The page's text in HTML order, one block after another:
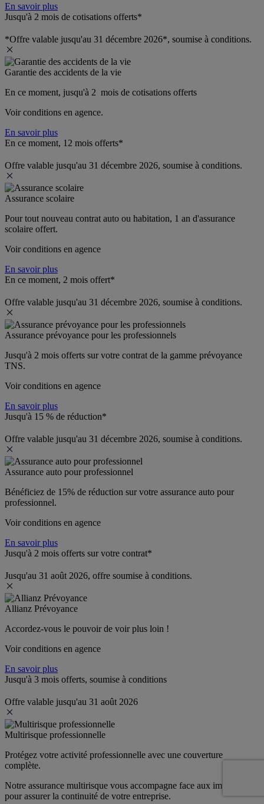
En savoir plus
Jusqu'à 2 mois de cotisations offerts*
*Offre valable jusqu'au 31 décembre 2026*, soumise à conditions.
Garantie des accidents de la vie
En ce moment, jusqu'à 2  mois de cotisations offerts
Voir conditions en agence.
En savoir plus
En ce moment, 12 mois offerts*
Offre valable jusqu'au 31 décembre 2026, soumise à conditions.
Assurance scolaire
Pour tout nouveau contrat auto ou habitation, 1 an d'assurance
scolaire offert.
Voir conditions en agence
En savoir plus
En ce moment, 2 mois offert*
Offre valable jusqu'au 31 décembre 2026, soumise à conditions.
Assurance prévoyance pour les professionnels
Jusqu'à 2 mois offerts sur votre contrat de la gamme prévoyance
TNS.
Voir conditions en agence
En savoir plus
Jusqu'à 15 % de réduction*
Offre valable jusqu'au 31 décembre 2026, soumise à conditions.
Assurance auto pour professionnel
Bénéficiez de 15% de réduction sur votre assurance auto pour
professionnel.
Voir conditions en agence
En savoir plus
Jusqu'à 2 mois offerts sur votre contrat*
Jusqu'au 31 août 2026, offre soumise à conditions.
Allianz Prévoyance
Accordez-vous le pouvoir de voir plus loin !
Voir conditions en agence
En savoir plus
Jusqu'à 3 mois offerts, soumise à conditions
Offre valable jusqu'au 31 août 2026
Multirisque professionnelle
Protégez votre activité professionnelle avec une couverture
complète.
Notre assurance multirisque vous accompagne face aux imprévus
pour assurer la continuité de votre entreprise.